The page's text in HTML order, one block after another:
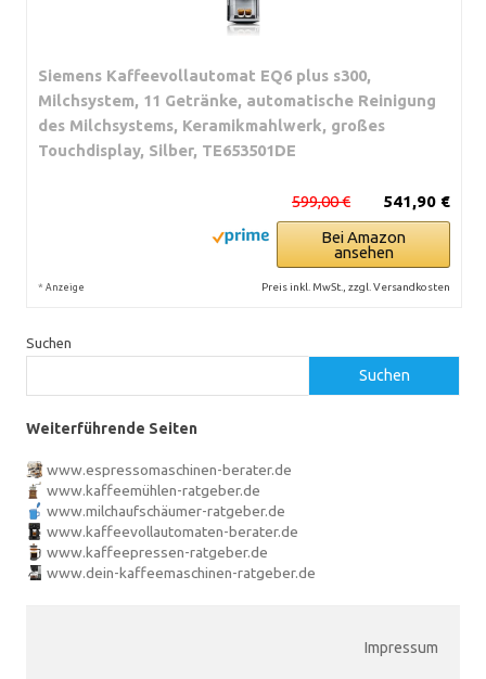
Siemens Kaffeevollautomat EQ6 plus s300,
Milchsystem, 11 Getränke, automatische Reinigung
des Milchsystems, Keramikmahlwerk, großes
Touchdisplay, Silber, TE653501DE
541,90 €
599,00 €
Bei Amazon
ansehen
* Anzeige Preis inkl. MwSt., zzgl. Versandkosten
Suchen
Suchen
Weiterführende Seiten
www.espressomaschinen-berater.de
www.kaffeemühlen-ratgeber.de
www.milchaufschäumer-ratgeber.de
www.kaffeevollautomaten-berater.de
www.kaffeepressen-ratgeber.de
www.dein-kaffeemaschinen-ratgeber.de
Impressum